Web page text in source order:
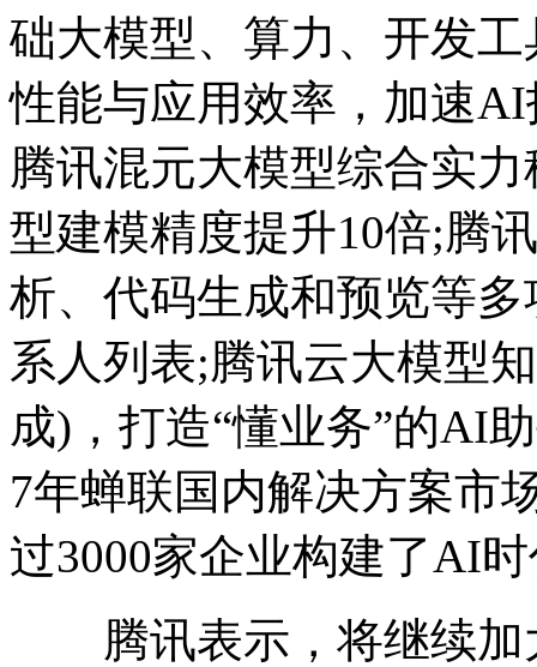
础大模型、算力、开发
性能与应用效率，加速
腾讯混元大模型综合实
型建模精度提升10倍;腾
析、代码生成和预览等
系人列表;腾讯云大模型
成)，打造“懂业务”的AI
7年蝉联国内解决方案市
过3000家企业构建了AI
腾讯表示，将继续加